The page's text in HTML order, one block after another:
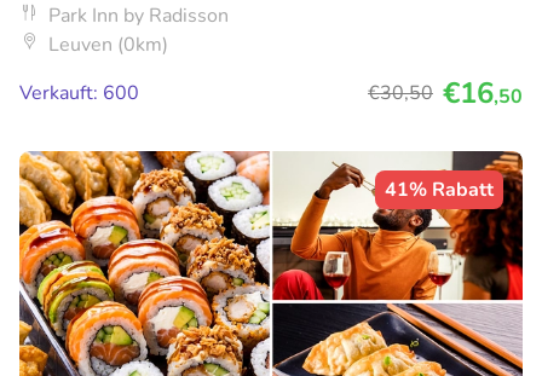
Park Inn by Radisson
Leuven (0km)
Verkauft: 600
€30,50 €16,50
41% Rabatt